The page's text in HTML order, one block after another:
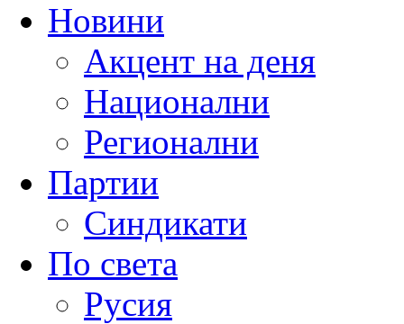
Новини
Акцент на деня
Национални
Регионални
Партии
Синдикати
По света
Русия